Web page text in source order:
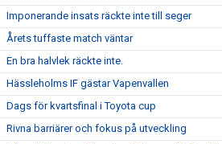
Imponerande insats räckte inte till seger
Årets tuffaste match väntar
En bra halvlek räckte inte.
Hässleholms IF gästar Vapenvallen
Dags för kvartsfinal i Toyota cup
Rivna barriärer och fokus på utveckling